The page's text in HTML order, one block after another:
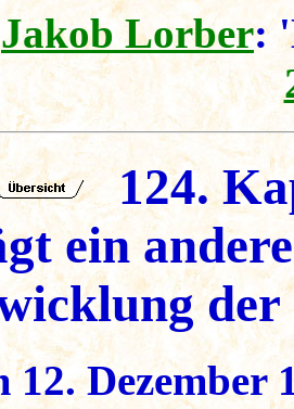
Jakob Lorber:
124.
ein
der
12. Dezember